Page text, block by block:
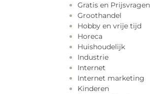
Gratis en Prijsvragen
Groothandel
Hobby en vrije tijd
Horeca
Huishoudelijk
Industrie
Internet
Internet marketing
Kinderen